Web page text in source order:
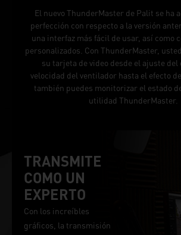
El nuevo ThunderMaster de Palit se ha
perfección con respecto a la versión
una interfaz más fácil de usar, así como
personalizados. Con ThunderMaster,
su tarjeta de video desde el ajuste del
velocidad del ventilador hasta el efecto
también puedes monitorizar el estado
utilidad ThunderMaster.
TRANSMITE
COMO UN
EXPERTO
Con los increíbles
gráficos, la transmisión